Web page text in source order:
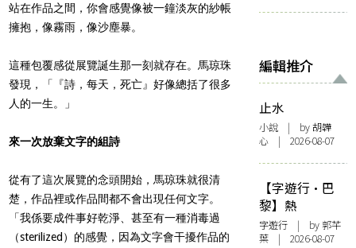
站在作品之間，你會感覺像被一鐘淡灰的紗帳
擁抱，像霧雨，像沙塵暴。
這種包覆感從展覽誕生那一刻就存在。馬琼珠
發現，「『詩，每天，死亡』好像總括了很多
人的一生。」
來一次放棄文字的組詩
從有了這次展覽的念頭開始，馬琼珠就很清
楚，作品裡或作品間都不會出現任何文字。
「我係要成件事好乾淨、甚至有一種消毒過
（sterilized）的感覺，因為文字會干擾作品的
編輯推介
止水
小說 | by 胡韡
心 | 2026-08-07
【字遊行·巴
黎】熱
字遊行 | by 郭芊
葉 | 2026-08-07